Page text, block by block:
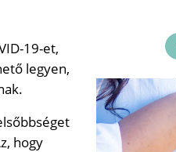
19-et,
legyen,
hogy